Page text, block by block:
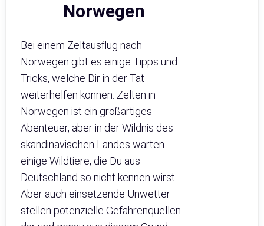
Norwegen
Bei einem Zeltausflug nach
Norwegen gibt es einige Tipps und
Tricks, welche Dir in der Tat
weiterhelfen können. Zelten in
Norwegen ist ein großartiges
Abenteuer, aber in der Wildnis des
skandinavischen Landes warten
einige Wildtiere, die Du aus
Deutschland so nicht kennen wirst.
Aber auch einsetzende Unwetter
stellen potenzielle Gefahrenquellen